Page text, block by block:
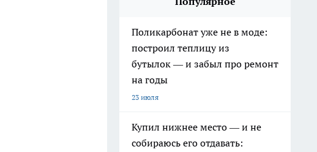
Поликарбонат уже не в моде:
построил теплицу из
бутылок — и забыл про ремонт
на годы
23 июля
Купил нижнее место — и не
собираюсь его отдавать: